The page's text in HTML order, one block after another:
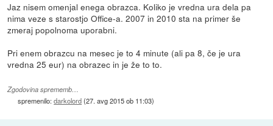
Jaz nisem omenjal enega obrazca. Koliko je vredna ura dela pa
nima veze s starostjo Office-a. 2007 in 2010 sta na primer še
zmeraj popolnoma uporabni.
Pri enem obrazcu na mesec je to 4 minute (ali pa 8, če je ura
vredna 25 eur) na obrazec in je že to to.
Zgodovina sprememb…
spremenilo:darkolord(27. avg 2015 ob 11:03)